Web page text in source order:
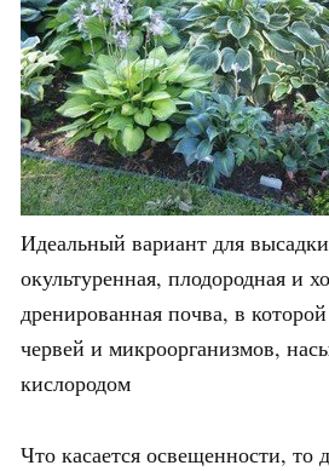
Идеальный вариант для
окультуренная, плодородная и
дренированная почва, в
червей и микроорганизмов,
кислородом
Что касается освещенности, то